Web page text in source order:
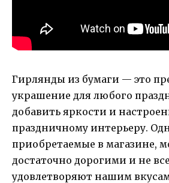
Гирлянды из бумаги — это
украшение для любого
добавить яркости и
праздничному интерьеру.
приобретаемые в магазине,
достаточно дорогими и не
удовлетворяют нашим